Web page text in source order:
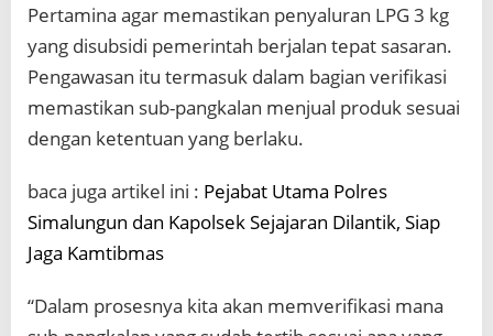
Pertamina agar memastikan penyaluran LPG 3 kg
yang disubsidi pemerintah berjalan tepat sasaran.
Pengawasan itu termasuk dalam bagian verifikasi
memastikan sub-pangkalan menjual produk sesuai
dengan ketentuan yang berlaku.
baca juga artikel ini : Pejabat Utama Polres
Simalungun dan Kapolsek Sejajaran Dilantik, Siap
Jaga Kamtibmas
“Dalam prosesnya kita akan memverifikasi mana